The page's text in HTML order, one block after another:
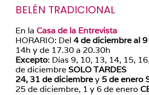
BELÉN TRADICIONAL
En la Casa de la Entrevista
HORARIO: Del 4 de diciembre al
14h y de 17.30 a 20.30h
Excepto: Días 9, 10, 13, 14, 15,
de diciembre SOLO TARDES
24, 31 de diciembrey 5 de enero
25 de diciembre, 1 y 6 de enero